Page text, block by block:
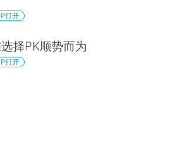
打开
择PK顺势而为
打开